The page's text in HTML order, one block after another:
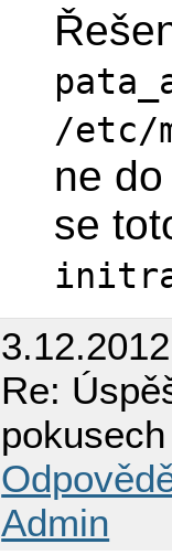
/etc/
ne
se
Re:
pokusech
Admin